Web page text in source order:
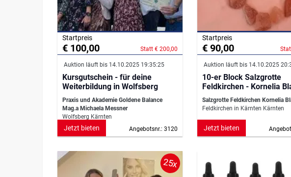
Startpreis
€ 100,00 Statt € 200,00
Auktion läuft bis 14.10.2025 19:35:25
Kursgutschein - für deine
Weiterbildung in Wolfsberg
Praxis und Akademie Goldene Balance
Mag.a Michaela Messner
Wolfsberg Kärnten
Angebotsnr.: 3120
Jetzt bieten
Startpreis
€ 90,00
Auktion läuft bis 14.10.2025
10-er Block Salzgrotte
Feldkirchen -
Salzgrotte Feldkirchen Kornelia
Feldkirchen in Kärnten Kärnten
Jetzt bieten
25x